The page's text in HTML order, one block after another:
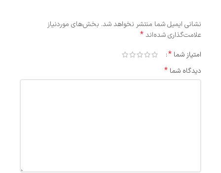
نشانی ایمیل شما منتشر نخواهد شد. بخش‌های موردنیاز
علامت‌گذاری شده‌اند*
امتیاز شما *
دیدگاه شما *